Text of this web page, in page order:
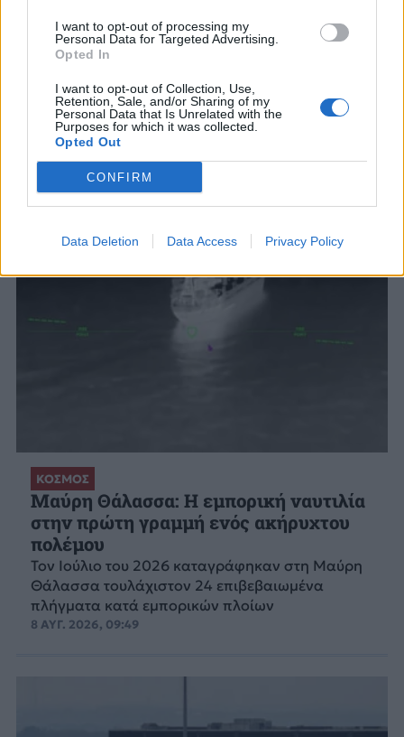
I want to opt-out of processing my
Personal Data for Targeted Advertising.
Opted In
I want to opt-out of Collection, Use,
Retention, Sale, and/or Sharing of my
Personal Data that Is Unrelated with the
Purposes for which it was collected.
Opted Out
CONFIRM
Data Deletion Data Access Privacy Policy
ΣΧΕΤΙΚΑ ΑΡΘΡΑ
ΚΟΣΜΟΣ
Μαύρη Θάλασσα: Η εμπορική ναυτιλία
στην πρώτη γραμμή ενός ακήρυχτου
πολέμου
Τον Ιούλιο του 2026 καταγράφηκαν στη Μαύρη
Θάλασσα τουλάχιστον 24 επιβεβαιωμένα
πλήγματα κατά εμπορικών πλοίων
8 ΑΥΓ. 2026, 09:49